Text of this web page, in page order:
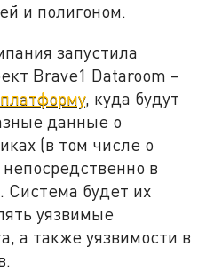
и полигоном.
запустила
Brave1 Dataroom –
, куда будут
данные о
(в том числе о
в
Система будет их
уязвимые
а также уязвимости в